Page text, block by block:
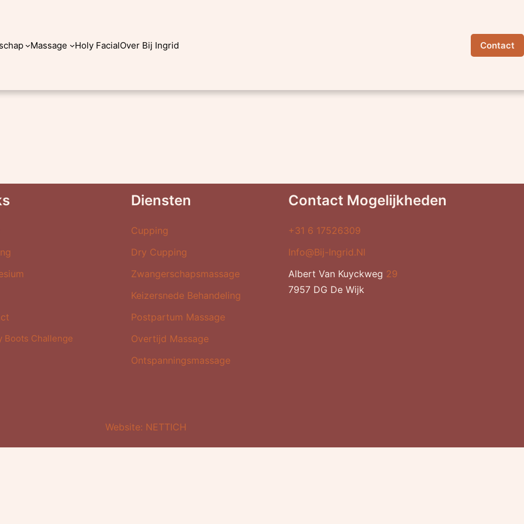
Massage Holy FacialOver Bij Ingrid Contact
Boots Challenge
Diensten
Cupping
Dry Cupping
Zwangerschapsmassage
Keizersnede Behandeling
Postpartum Massage
Overtijd Massage
Ontspanningsmassage
Contact Mogelijkheden
+31 6 17526309
Info@bij-Ingrid.nl
Albert Van Kuyckweg 29
7957 DG De Wijk
Website: NETTICH